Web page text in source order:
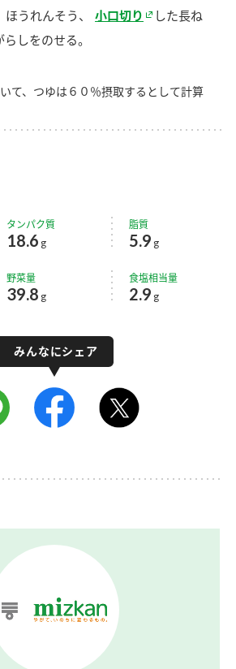
うれんそう、 小口切り
した長ね
しをのせる。
て、つゆは６０％摂取するとして計算
タンパク質
18.6 g
脂質
5.9 g
野菜量
39.8 g
食塩相当量
2.9 g